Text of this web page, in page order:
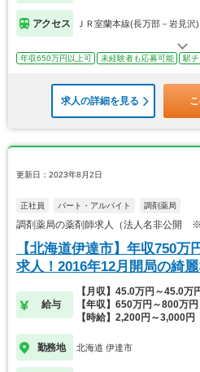
アクセス ＪＲ室蘭本線(長万部－岩見沢
年収650万円以上可 未経験者も応募可能 駅チ
求人の詳細を見る
更新日：2023年8月2日
正社員 パート・アルバイト 調剤薬局
調剤薬局の薬剤師求人（法人名非公開 ※
【北海道伊達市】年収750
求人！2016年12月開局の綺麗
給与
【月収】45.0万円～45.0万
【年収】650万円～800万円
【時給】2,200円～3,000円
勤務地 北海道 伊達市